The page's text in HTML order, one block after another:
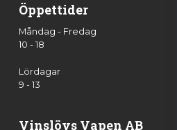
Öppettider
Måndag - Fredag
10 - 18
Lördagar
9 - 13
Vinslövs Vapen AB